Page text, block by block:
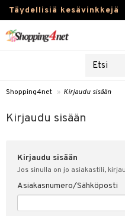
Täydellisiä kesävinkkejä
Piilolinssit
Luontaistuotteet
Fitness
Koti & Sisustus
Lelut, Lapsi & Vauva
Shopping4net » Kirjaudu sisään
Kirjaudu sisään
Kirjaudu sisään
Jos sinulla on jo asiakastili,
Asiakasnumero/Sähköposti
sisään
& vastauksia